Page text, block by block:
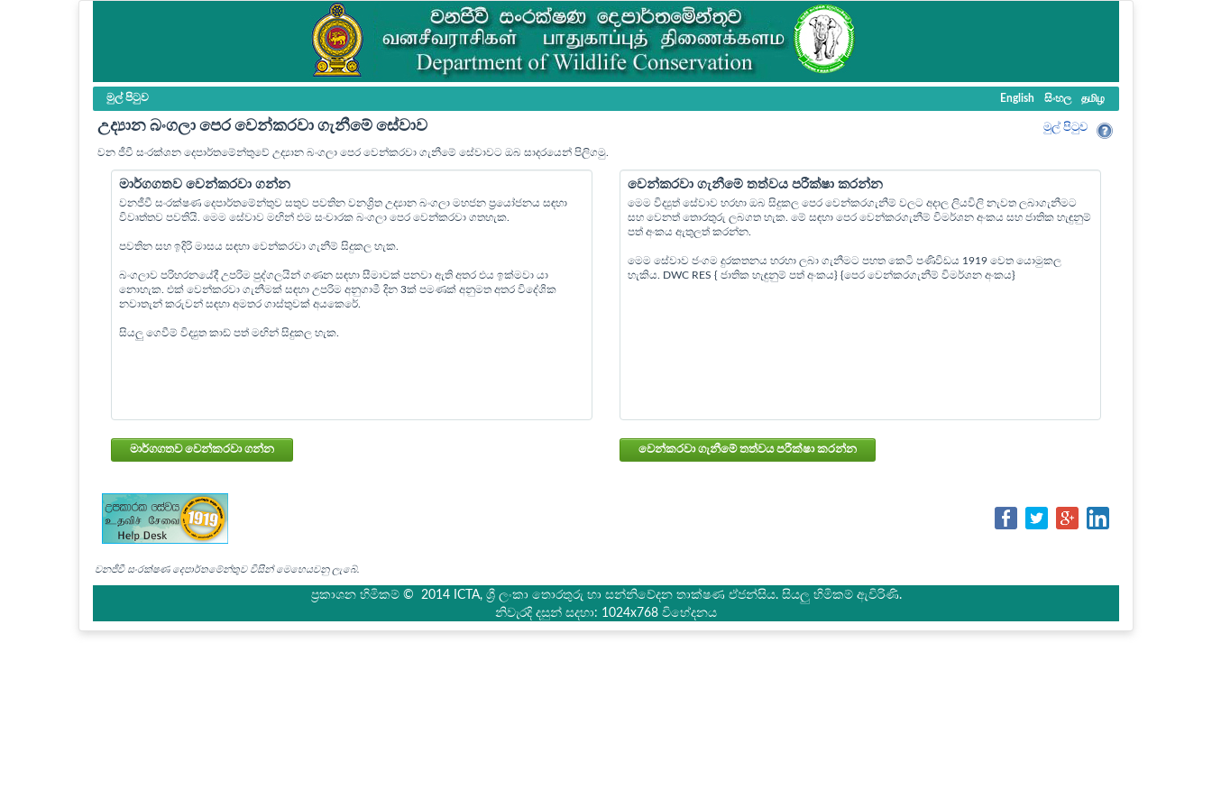
මුල් පි‍ටුව English සිංහල தமிழ
උද්‍යාන බංගලා පෙර වෙන්කරවා ගැනීමේ සේවාව මුල් පි‍ටුව
වන ජීවී සංරක්ශන දෙපාර්තමේන්තුවේ උද්‍යාන බංගලා පෙර වෙන්කරවා ගැනීමේ සේවාවට ඔබ සාදරයෙන් පිලිගමු.
මාර්ගගතව වෙන්කරවා ගන්න
වනජීවී සංරක්ෂණ දෙපාර්තමේන්තුව සතුව පවතින වනශ්‍රිත උද්‍යාන බංගලා මහජන ප්‍රයෝජනය සඳහා
විවෘත්තව පවතියි. මෙම සේවාව මඟින් එම සංචාරක බංගලා පෙර වෙන්කරවා ගතහැක.
පවතින සහ ඉදිරි මාසය සඳහා වෙන්කරවා ගැනීම් සිදුකල හැක.
බංගලාව පරිහරනයේදී උපරිම පුද්ගලයින් ගණන සඳහා සීමාවක් පනවා ඇති අතර එය ඉක්මවා යා
නොහැක. එක් වෙන්කරවා ගැනීමක් සඳහා උපරිම අනුගාමී දින 3ක් පමණක් අනුමත අතර විදේශික
නවාතැන් කරුවන් සඳහා අමතර ගාස්තුවක් අයකෙරේ.
සියලු ගෙවීම් විද්‍යුත කාඩ් පත් මඟින් සිදුකල හැක.
මාර්ගගතව වෙන්කරවා ගන්න
වෙන්කරවා ගැනීමේ තත්වය පරීක්ෂා කරන්න
මෙම විද්‍යුත් සේවාව හරහා ඔබ සිදුකල පෙර වෙන්කරගැනීම් වලට අදාල ලියවිලි නැවත ලබාගැනීමට
සහ වෙනත් තොරතුරු ලබගත හැක. මේ සඳහා පෙර වෙන්කරගැනීම් විමර්ශන අංකය සහ ජාතික හැඳුනුම්
පත් අංකය ඇතුලත් කරන්න.
මෙම සේවාව ජංගම දුරකතනය හරහා ලබා ගැනීමට පහත කෙටි පණිවිඩය 1919 වෙත යොමුකල
හැකිය. DWC RES { ජාතික හැඳුනුම් පත් අංකය} {පෙර වෙන්කරගැනීම් විමර්ශන අංකය}
වෙන්කරවා ගැනීමේ තත්වය පරීක්ෂා කරන්න
වනජීවී සංරක්ෂණ දෙපාර්තමේන්තුව විසින් මෙහෙයවනු ලැබේ.
ප්‍රකාශන හිමිකම් © 2014 ICTA, ශ්‍රී ලංකා තොරතුරු හා සන්නිවේදන තාක්ෂණ ඒජන්සිය. සියලු හිමිකම් ඇවිරිණි.
නිවැරදි දසුන් සදහා: 1024x768 විභේදනය